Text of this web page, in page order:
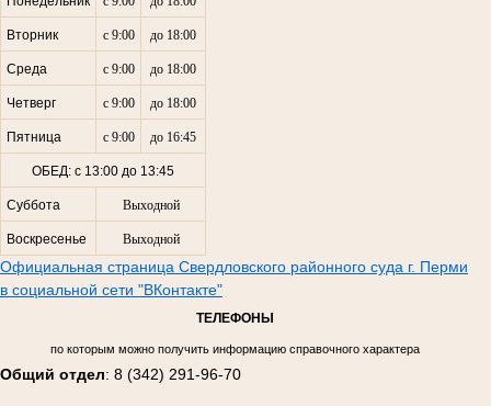
Вторник с 9:00 до 18:00
Среда с 9:00 до 18:00
Четверг с 9:00 до 18:00
Пятница с 9:00 до 16:45
ОБЕД: с 13:00 до 13:45
Суббота Выходной
Воскресенье Выходной
Официальная страница Свердловского районного суда г. Перми
в социальной сети "ВКонтакте"
ТЕЛЕФОНЫ
по которым можно получить информацию справочного характера
Общий отдел: 8 (342) 291-96-70